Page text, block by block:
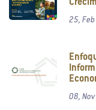
25,
08,